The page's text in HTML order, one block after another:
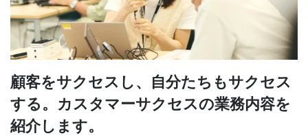
顧客をサクセスし、自分たちもサクセス
する。カスタマーサクセスの業務内容を
紹介します。